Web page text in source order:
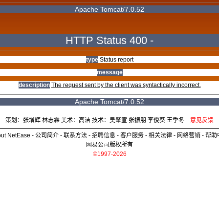
Apache Tomcat/7.0.52
HTTP Status 400 -
typeStatus report
message
description The request sent by the client was syntactically incorrect.
Apache Tomcat/7.0.52
策划：张增辉 林志霖 美术：高洁 技术：吴肇宣 张振朋 李俊葵 王季冬 意见反馈
NetEase - 公司简介 - 联系方法 - 招聘信息 - 客户服务 - 相关法律 - 网络营销 - 帮助
网易公司版权所有
©1997-2026